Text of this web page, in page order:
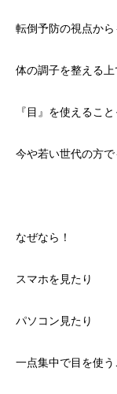
転倒予防の視点から
体の調子を整える上
『目』を使えるこ
今や若い世代の方
なぜなら！
スマホを見たり
パソコン見たり
一点集中で目を使う